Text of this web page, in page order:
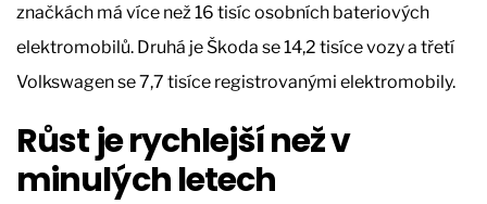
značkách má více než 16 tisíc osobních bateriových
elektromobilů. Druhá je Škoda se 14,2 tisíce vozy a třetí
Volkswagen se 7,7 tisíce registrovanými elektromobily.
Růst je rychlejší než v
minulých letech